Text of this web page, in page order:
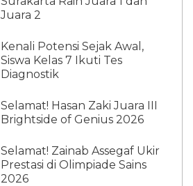
Juara 2
Kenali Potensi Sejak Awal,
Siswa Kelas 7 Ikuti Tes
Diagnostik
Selamat! Hasan Zaki Juara III
Brightside of Genius 2026
Selamat! Zainab Assegaf Ukir
Prestasi di Olimpiade Sains
2026